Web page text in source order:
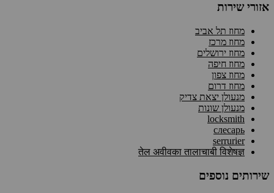
אזורי שירות
מחוז תל אביב
מחוז מרכז
מחוז ירושלים
מחוז חיפה
מחוז צפון
מחוז דרום
מנעולן יצאת צדיק
מנעולן שונות
locksmith
слесарь
serrurier
तेल अवीवका तालाचाबी विशेषज्ञ
שירותים נוספים